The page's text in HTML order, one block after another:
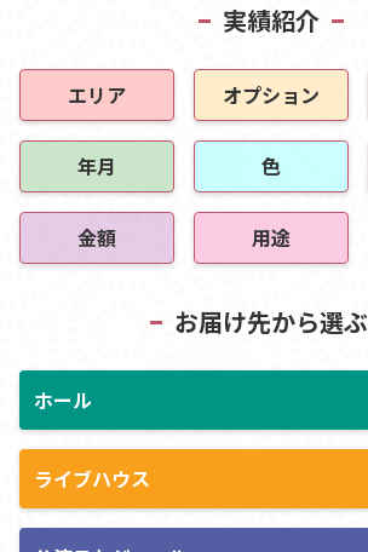
実績紹介
エリア オプション
年月 色
金額 用途
お届け先から選ぶ
ホール
ライブハウス